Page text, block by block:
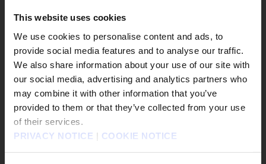
This website uses cookies
We use cookies to personalise content and ads, to
provide social media features and to analyse our traffic.
We also share information about your use of our site with
our social media, advertising and analytics partners who
may combine it with other information that you’ve
provided to them or that they’ve collected from your use
of their services.
PRIVACY NOTICE | COOKIE NOTICE
2025.07.31
『옥토패스 트래블러 0』 오리지널 카드 게
販売エリアを選択してください。
Please select a sales area.